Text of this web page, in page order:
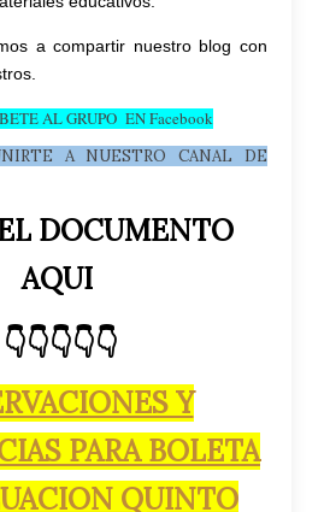
a compartir nuestro blog con
AL GRUPO EN Facebook
A NUESTRO CANAL DE
DOCUMENTO
AQUI
👇👇👇👇👇
Y
PARA BOLETA
QUINTO